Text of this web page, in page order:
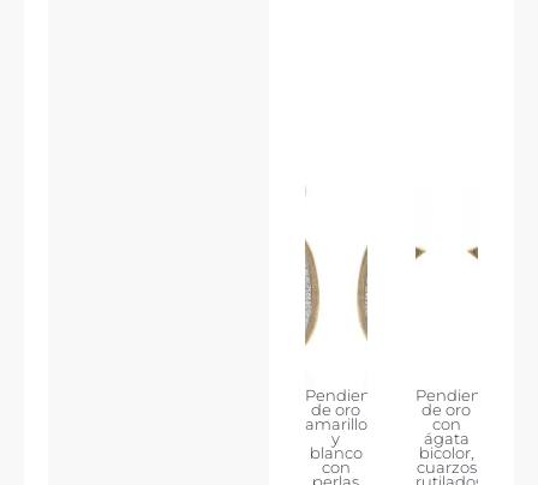
Pendientes
de oro
amarillo
y
blanco
con
Pendientes
de oro
con
ágata
bicolor,
cuarzos